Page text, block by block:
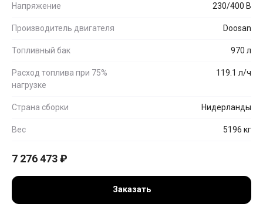
Напряжение 230/400 В
Производитель двигателя Doosan
Топливный бак 970 л
Расход топлива при 75%
нагрузке
119.1 л/ч
Страна сборки Нидерланды
Вес 5196 кг
7 276 473₽
Заказать